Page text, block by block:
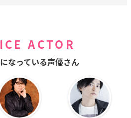
ACTOR
なっている声優さん